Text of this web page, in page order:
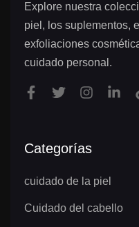
Explore nuestra
piel, los suplementos,
exfoliaciones
cuidado personal.
Categorías
cuidado de la piel
Cuidado del cabello